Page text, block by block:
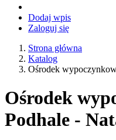
Dodaj wpis
Zaloguj się
Strona główna
Katalog
Ośrodek
Ośrodek
Podhale -